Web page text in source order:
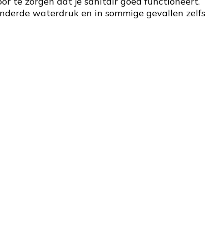
waterdruk en in sommige gevallen zelfs